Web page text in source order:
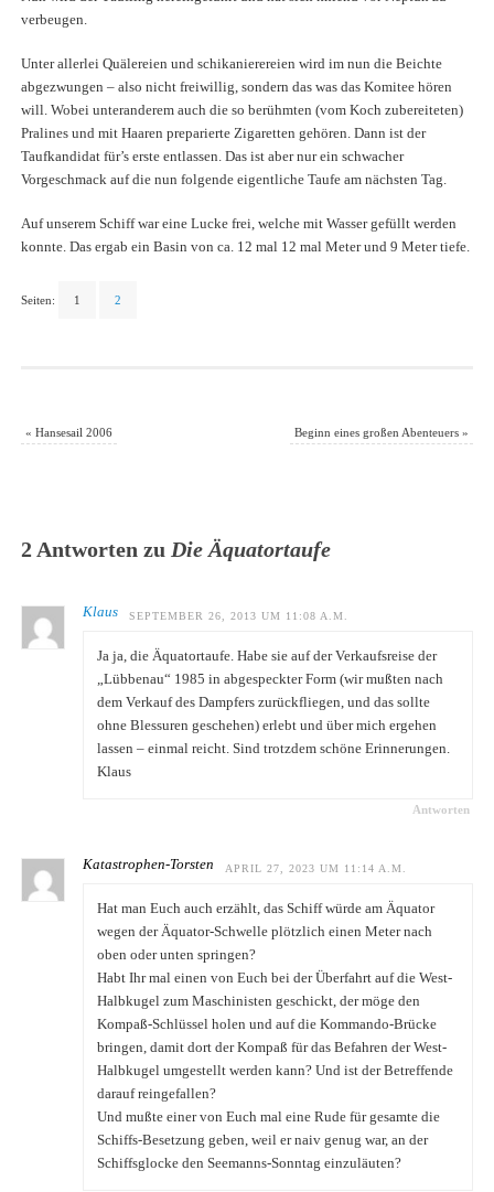
verbeugen.
Unter allerlei Quälereien und schikanierereien wird im nun die Beichte
abgezwungen – also nicht freiwillig, sondern das was das Komitee hören
will. Wobei unteranderem auch die so berühmten (vom Koch zubereiteten)
Pralines und mit Haaren preparierte Zigaretten gehören. Dann ist der
Taufkandidat für’s erste entlassen. Das ist aber nur ein schwacher
Vorgeschmack auf die nun folgende eigentliche Taufe am nächsten Tag.
Auf unserem Schiff war eine Lucke frei, welche mit Wasser gefüllt werden
konnte. Das ergab ein Basin von ca. 12 mal 12 mal Meter und 9 Meter tiefe.
Seiten: 1 2
« Hansesail 2006 Beginn eines großen Abenteuers»
2 Antworten zu Die Äquatortaufe
Klaus SEPTEMBER 26, 2013 UM 11:08 A.M.
Ja ja, die Äquatortaufe. Habe sie auf der Verkaufsreise der
„Lübbenau“ 1985 in abgespeckter Form (wir mußten nach
dem Verkauf des Dampfers zurückfliegen, und das sollte
ohne Blessuren geschehen) erlebt und über mich ergehen
lassen – einmal reicht. Sind trotzdem schöne Erinnerungen.
Klaus
Antworten
Katastrophen-Torsten APRIL 27, 2023 UM 11:14 A.M.
Hat man Euch auch erzählt, das Schiff würde am Äquator
wegen der Äquator-Schwelle plötzlich einen Meter nach
oben oder unten springen?
Habt Ihr mal einen von Euch bei der Überfahrt auf die West-
Halbkugel zum Maschinisten geschickt, der möge den
Kompaß-Schlüssel holen und auf die Kommando-Brücke
bringen, damit dort der Kompaß für das Befahren der West-
Halbkugel umgestellt werden kann? Und ist der Betreffende
darauf reingefallen?
Und mußte einer von Euch mal eine Rude für gesamte die
Schiffs-Besetzung geben, weil er naiv genug war, an der
Schiffsglocke den Seemanns-Sonntag einzuläuten?